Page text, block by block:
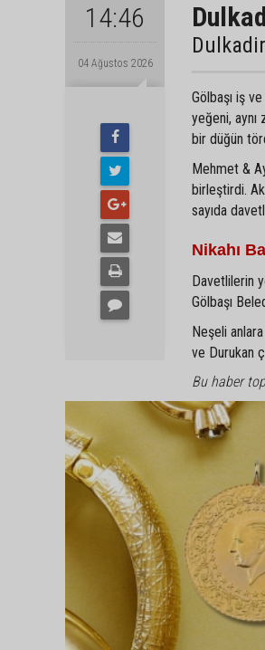
14:46
04 Ağustos 2026
Gölbaşı iş
yeğeni, aynı
bir düğün
Mehmet &
birleştirdi.
sayıda
Nikahı
Davetlilerin
Gölbaşı
Neşeli
ve Durukan
Bu haber